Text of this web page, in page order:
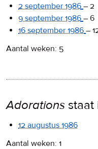
2 september 1986 – 2
9 september 1986 – 6
16 september 1986 –
Aantal weken: 5
Adorations staat
12 augustus 1986
Aantal weken: 1